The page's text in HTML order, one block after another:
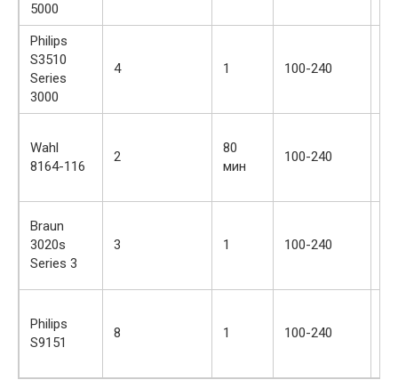
5000
Philips
S3510
Series
3000
4 1 100-240
Wahl
8164-116
2
80
мин
100-240
Braun
3020s
Series 3
3 1 100-240
Philips
S9151
8 1 100-240